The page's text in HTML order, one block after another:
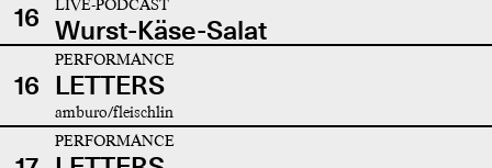
16 LIVE-PODCAST
Wurst-Käse-Salat
16
PERFORMANCE
LETTERS
amburo/fleischlin
PERFORMANCE